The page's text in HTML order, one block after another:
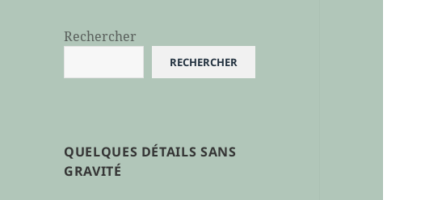
Rechercher
RECHERCHER
QUELQUES DÉTAILS SANS
GRAVITÉ